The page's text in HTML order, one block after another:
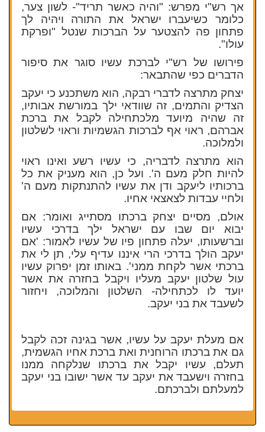
אך רש"י מפרש: "והיה כאשר תריד"- לשון צער,
כלומר כשיעברו ישראל את התורה ויהיה לך
פתחון פה להצטער על הברכות שנטל "ופרקת
עולו".
פירושו של רש"י לברכת עשיו סוגר את סיפור
הדברים כפי שהתבאר:
יצחק מתרצה לדברי רבקה, הוא משתכנע כי יעקב
הצדיק והתמים, זה שוודאי ילך במורשת אבותיו,
זה שהיה מיועד מלכתחילה לקבל את ברכת
אברהם, ראוי אף לברכות הגשמיות וראוי לשלטון
ולמלוכה.
הוא מתרצה לדבריה, כי עשיו רשע ואינו ראוי
להיות חלק מעם ה'. ועל כן, הוא מעניק את כל
ברכותיו ליעקב ודן את עשיו להתנתקות מעם ה'
ולחיי עבדות לצאצאי אחיו.
אולם, מסיים יצחק ברכתו מסתייג ואומר: אם
יבוא יום שבו עם ישראל ילך בדרכי עשיו
וברשעותו, יעלה פתחון פיו של עשיו לאמור: 'אם
יעקב הולך בדרכי הרי איננו עדיף עלי, תן לי את
ברכתי אשר לקחת ממני'. באותו זמן יפרוק עשיו
עול שלטון יעקב מעליו ויקבל בחזרה את אשר
יועד לו לכתחילה- השלטון והמלוכה, ויחזור
לשעבד את בני יעקב.
אם מעלת יעקב על עשיו, אשר בגינה זכה לקבל
גם את ברכתו הרוחנית ואת ברכת אחיו הגשמית,
תעלם, עשיו יקבל את ברכתו שנלקחה ממנו
בחזרה וישעבד את יעקב עד אשר ישובו בני יעקב
למעלתם ולברכתם.